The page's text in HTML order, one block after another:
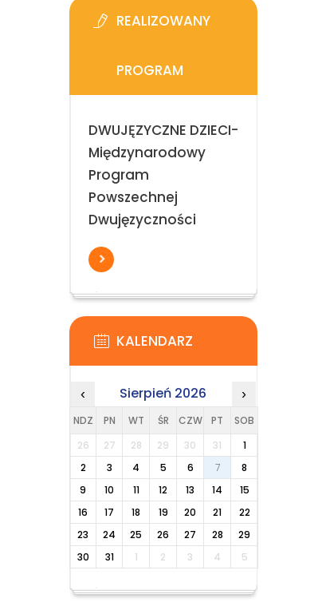
REALIZOWANY
PROGRAM
DWUJĘZYCZNE DZIECI-
Międzynarodowy
Program
Powszechnej
Dwujęzyczności
KALENDARZ
‹ Sierpień 2026 ›
NDZ PN WT ŚR CZW PT
SOB
26
27 28 29 30 31
1
2
3 4 5 6 7
8
9
10 11 12 13 14
15
16
17 18 19 20 21
22
23
24 25 26 27 28
29
30
31 1 2 3 4 5